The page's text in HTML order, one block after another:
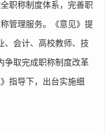
职称制度体系，完善职
管理服务。《意见》提
、会计、高校教师、技
争取完成职称制度改革
指导下，出台实施细